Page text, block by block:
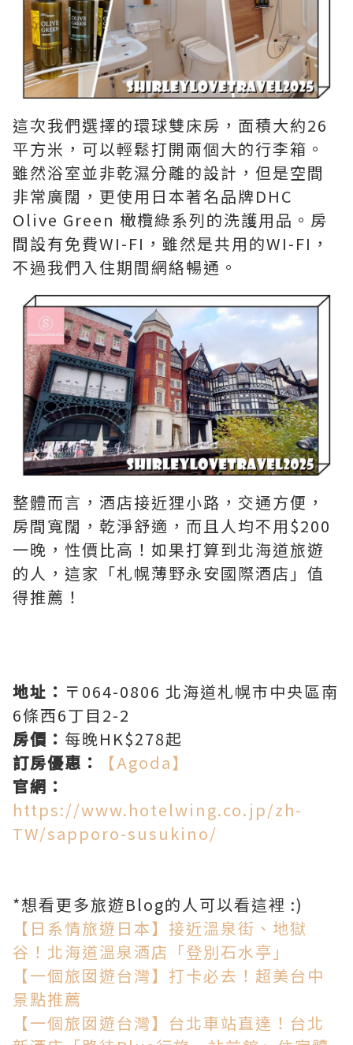
這次我們選擇的環球雙床房，面積大約26
平方米，可以輕鬆打開兩個大的行李箱。
雖然浴室並非乾濕分離的設計，但是空間
非常廣闊，更使用日本著名品牌DHC
Olive Green 橄欖綠系列的洗護用品。房
間設有免費WI-FI，雖然是共用的WI-FI，
不過我們入住期間網絡暢通。
整體而言，酒店接近狸小路，交通方便，
房間寬闊，乾淨舒適，而且人均不用$200
一晚，性價比高！如果打算到北海道旅遊
的人，這家「札幌薄野永安國際酒店」值
得推薦！
地址： 〒064-0806 北海道札幌市中央區南
6條西6丁目2-2
房價： 每晚HK$278起
訂房優惠：
【Agoda】
官網：
https://www.hotelwing.co.jp/zh-
TW/sapporo-susukino/
*想看更多旅遊Blog的人可以看這裡 :)
【日系情旅遊日本】接近溫泉街、地獄
谷！北海道溫泉酒店「登別石水亭」
【一個旅囡遊台灣】打卡必去！超美台中
景點推薦
【一個旅囡遊台灣】台北車站直達！台北